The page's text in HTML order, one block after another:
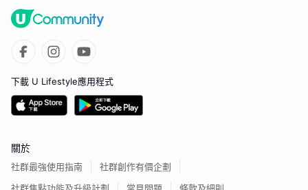
下載 U Lifestyle應用程式
關於
社群最強使用指南
社群創作有價企劃